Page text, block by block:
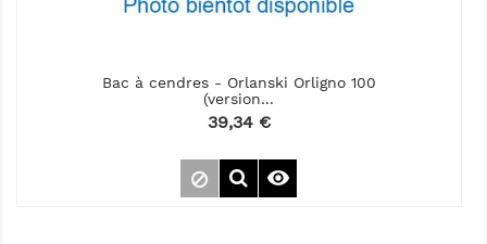
Bac à cendres - Orlanski Orligno 100
(version...
Prix
39,34 €
